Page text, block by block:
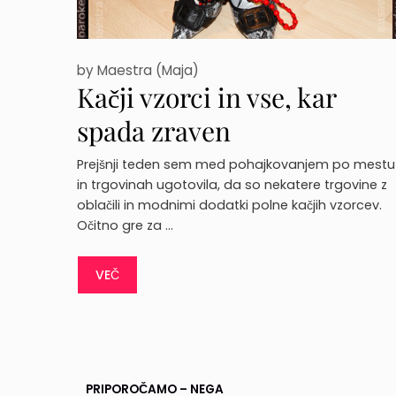
Kačji vzorci in vse, kar
spada zraven
byMaestra (Maja)
Prejšnji teden sem med pohajkovanjem po mestu
in trgovinah ugotovila, da so nekatere trgovine z
oblačili in modnimi dodatki polne kačjih vzorcev.
Očitno gre za …
VEČ
PRIPOROČAMO – NEGA